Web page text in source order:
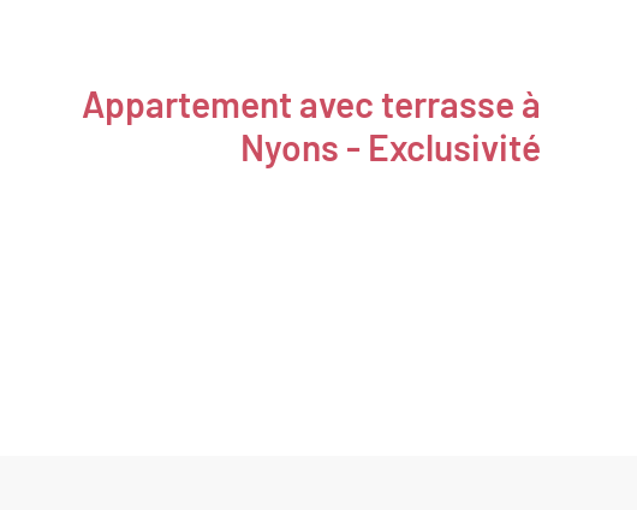
Appartement avec terrasse à
Nyons - Exclusivité